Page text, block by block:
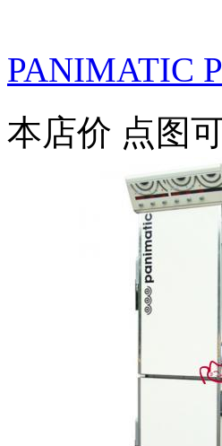
PANIMATIC
本店价 点图